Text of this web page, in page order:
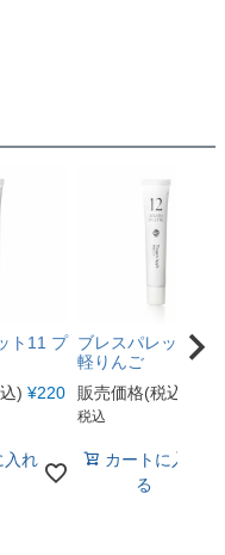
ト11 プ
) ¥220
入れ
ブレスパレット12
軽りんご
販売価格(税込)
税込
カートに入れ
る